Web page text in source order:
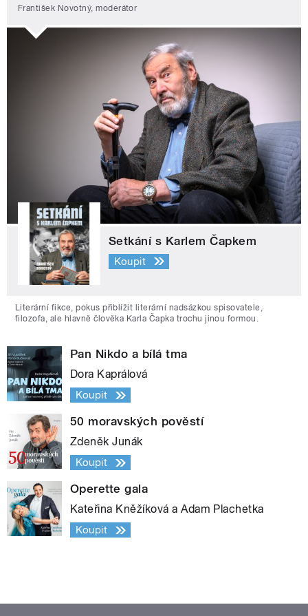
František Novotný, moderátor
Setkání s Karlem Čapkem
Koupit
Literární fikce, pokus přiblížit literární nadsázkou spisovatele,
filozofa, ale hlavně člověka Karla Čapka trochu jinou formou.
Pan Nikdo a bílá tma
Dora Kaprálová
Koupit
50 moravských pověstí
Zdeněk Junák
Koupit
Operette gala
Kateřina Kněžíková a Adam Plachetka
Koupit